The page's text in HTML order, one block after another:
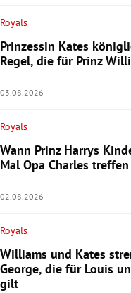
Royals
Prinzessin Kates
Regel, die für Prinz
03.08.2026
Royals
Wann Prinz Harrys
Mal Opa Charles
02.08.2026
Royals
Williams und Kates
George, die für Louis
gilt